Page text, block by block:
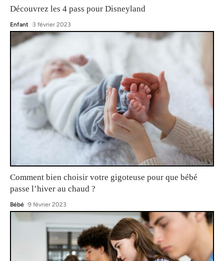
Découvrez les 4 pass pour Disneyland
Enfant 3 février 2023
Comment bien choisir votre gigoteuse pour que bébé
passe l’hiver au chaud ?
Bébé 9 février 2023